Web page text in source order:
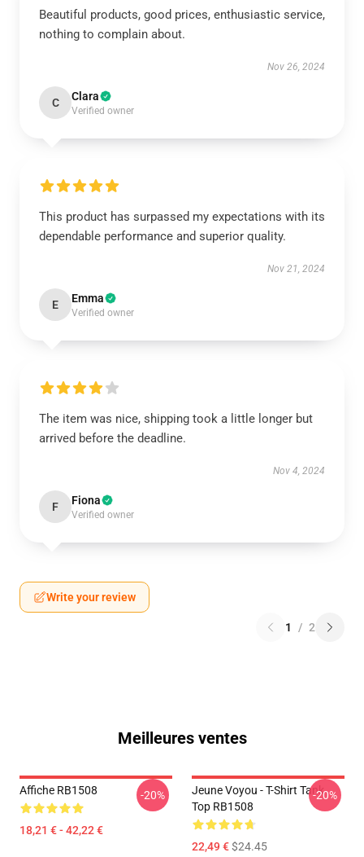
Beautiful products, good prices, enthusiastic service,
nothing to complain about.
Nov 26, 2024
C Clara
Verified owner
This product has surpassed my expectations with its
dependable performance and superior quality.
Nov 21, 2024
E Emma
Verified owner
The item was nice, shipping took a little longer but
arrived before the deadline.
Nov 4, 2024
F Fiona
Verified owner
Write your review
1 / 2
Meilleures ventes
Affiche RB1508
18,21 € - 42,22 €
-20%
Jeune Voyou - T-Shirt Tank
Top RB1508
22,49 €$24.45
-20%